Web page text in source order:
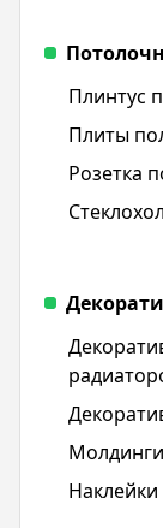
Плинтус
Плиты
Розетка
Наклейки